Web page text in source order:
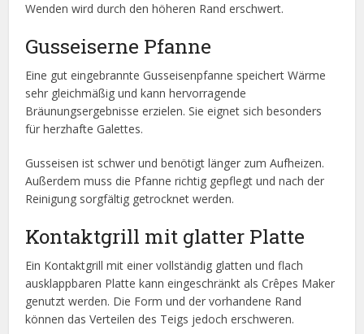
Wenden wird durch den höheren Rand erschwert.
Gusseiserne Pfanne
Eine gut eingebrannte Gusseisenpfanne speichert Wärme
sehr gleichmäßig und kann hervorragende
Bräunungsergebnisse erzielen. Sie eignet sich besonders
für herzhafte Galettes.
Gusseisen ist schwer und benötigt länger zum Aufheizen.
Außerdem muss die Pfanne richtig gepflegt und nach der
Reinigung sorgfältig getrocknet werden.
Kontaktgrill mit glatter Platte
Ein Kontaktgrill mit einer vollständig glatten und flach
ausklappbaren Platte kann eingeschränkt als Crêpes Maker
genutzt werden. Die Form und der vorhandene Rand
können das Verteilen des Teigs jedoch erschweren.